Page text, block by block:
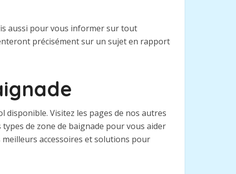
aussi pour vous informer sur tout
précisément sur un sujet en rapport
Visitez les pages de nos autres
de zone de baignade pour vous aider
accessoires et solutions pour